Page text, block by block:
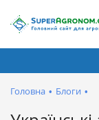
Головна • Блоги •